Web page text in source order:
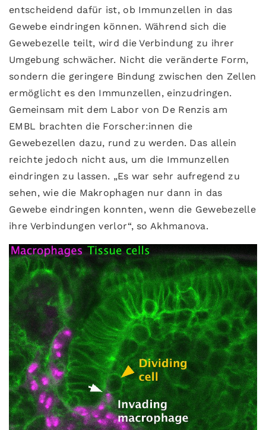
entscheidend dafür ist, ob Immunzellen in das
Gewebe eindringen können. Während sich die
Gewebezelle teilt, wird die Verbindung zu ihrer
Umgebung schwächer. Nicht die veränderte Form,
sondern die geringere Bindung zwischen den Zellen
ermöglicht es den Immunzellen, einzudringen.
Gemeinsam mit dem Labor von De Renzis am
EMBL brachten die Forscher:innen die
Gewebezellen dazu, rund zu werden. Das allein
reichte jedoch nicht aus, um die Immunzellen
eindringen zu lassen. „Es war sehr aufregend zu
sehen, wie die Makrophagen nur dann in das
Gewebe eindringen konnten, wenn die Gewebezelle
ihre Verbindungen verlor“, so Akhmanova.